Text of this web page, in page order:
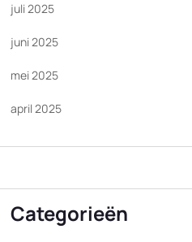
juli 2025
juni 2025
mei 2025
april 2025
Categorieën